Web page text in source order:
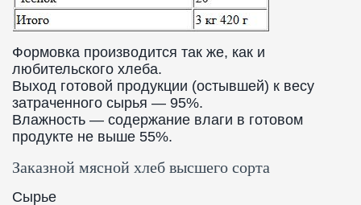
Формовка производится так же, как и
любительского хлеба.
Выход готовой продукции (остывшей) к весу
затраченного сырья — 95%.
Влажность — содержание влаги в готовом
продукте не выше 55%.
Заказной мясной хлеб высшего сорта
Сырье